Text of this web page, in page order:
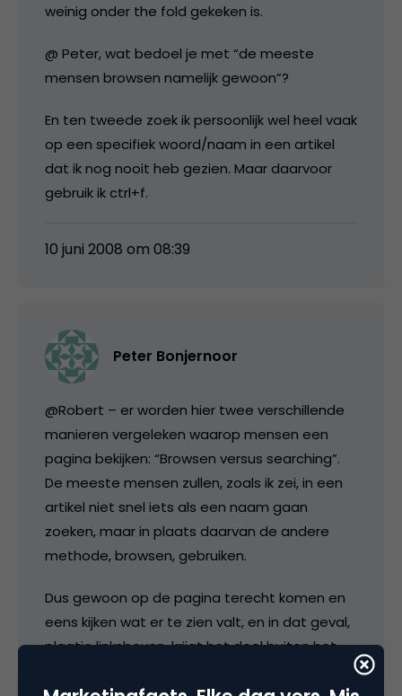
weinig onder the fold gekeken is.
@ Peter, wat bedoel je met “de meeste
mensen browsen namelijk gewoon”?
En ten tweede zoek ik persoonlijk wel heel vaak
op een specifiek woord/naam in een artikel
dat ik nog nooit heb gezien. Maar daarvoor
gebruik ik ctrl+f.
10 juni 2008 om 08:39
Peter Bonjernoor
@Robert – er worden hier twee verschillende
manieren vergeleken waarop mensen een
pagina bekijken: “Browsen versus searching”.
De meeste mensen zullen, zoals ik zei, in een
artikel niet snel iets als een naam gaan
zoeken, maar in plaats daarvan de andere
methode, browsen, gebruiken.
Dus gewoon op de pagina terecht komen en
eens kijken wat er te zien valt, en in dat geval,
plaatje linksboven, krijgt het deel buiten het